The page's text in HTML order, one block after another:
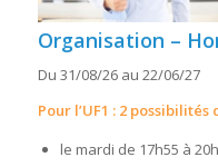
Organisation –
Du 31/08/26 au 22/06/27
Pour l’UF1 : 2 possibilités
le mardi de 17h55 à